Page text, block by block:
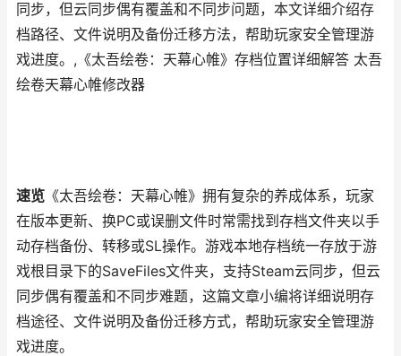
同步，但云同步偶有覆盖和不同步问题，本文详细介绍存
档路径、文件说明及备份迁移方法，帮助玩家安全管理游
戏进度。,《太吾绘卷：天幕心帷》存档位置详细解答 太吾
绘卷天幕心帷修改器
速览 《太吾绘卷：天幕心帷》拥有复杂的养成体系，玩家
在版本更新、换PC或误删文件时常需找到存档文件夹以手
动存档备份、转移或SL操作。游戏本地存档统一存放于游
戏根目录下的SaveFiles文件夹，支持Steam云同步，但云
同步偶有覆盖和不同步难题，这篇文章小编将详细说明存
档途径、文件说明及备份迁移方式，帮助玩家安全管理游
戏进度。